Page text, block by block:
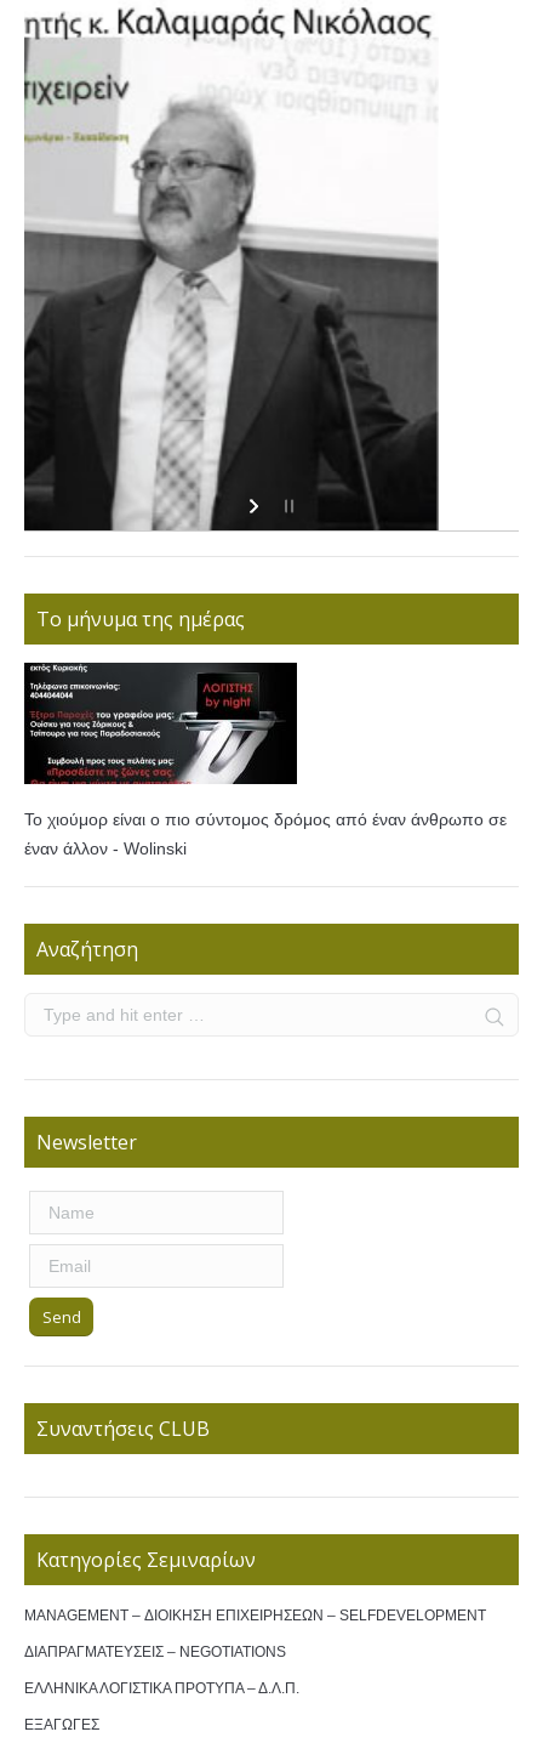
Το μήνυμα της ημέρας
Το χιούμορ είναι ο πιο σύντομος δρόμος από έναν άνθρωπο σε
έναν άλλον - Wolinski
Αναζήτηση
Newsletter
Συναντήσεις CLUB
Κατηγορίες Σεμιναρίων
MANAGEMENT – ΔΙΟΙΚΗΣΗ ΕΠΙΧΕΙΡΗΣΕΩΝ – SELFDEVELOPMENT
ΔΙΑΠΡΑΓΜΑΤΕΥΣΕΙΣ – NEGOTIATIONS
ΕΛΛΗΝΙΚΑ ΛΟΓΙΣΤΙΚΑ ΠΡΟΤΥΠΑ – Δ.Λ.Π.
ΕΞΑΓΩΓΕΣ